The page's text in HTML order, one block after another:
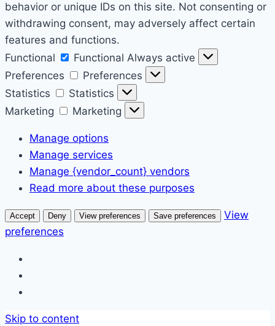
behavior or unique IDs on this site. Not consenting or
withdrawing consent, may adversely affect certain
features and functions.
Functional
Functional Always active
Preferences
Preferences
Statistics
Statistics
Marketing
Marketing
Manage options
Manage services
Manage {vendor_count} vendors
Read more about these purposes
Accept Deny View preferences Save preferences
View
preferences
Skip to content